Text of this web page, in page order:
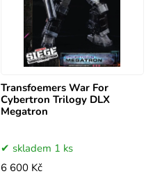
Transfoemers War For
Cybertron Trilogy DLX
Megatron
skladem 1 ks
6 600 Kč